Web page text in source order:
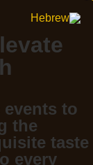
to
the
taste
every